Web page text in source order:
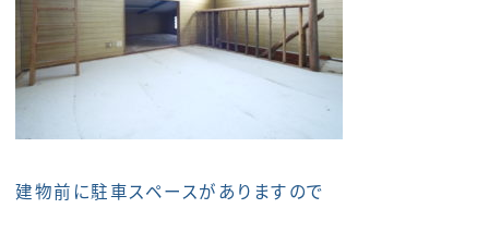
建物前に駐車スペースがありますので